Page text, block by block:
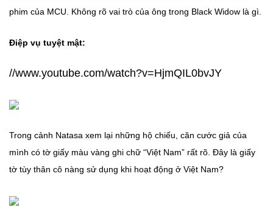
phim của MCU. Không rõ vai trò của ông trong Black Widow là gì.
Điệp vụ tuyệt mật:
//www.youtube.com/watch?v=HjmQIL0bvJY
Trong cảnh Natasa xem lại những hộ chiếu, căn cước giả của
mình có tờ giấy màu vàng ghi chữ “Việt Nam” rất rõ. Đây là giấy
tờ tùy thân cô nàng sử dụng khi hoạt động ở Việt Nam?